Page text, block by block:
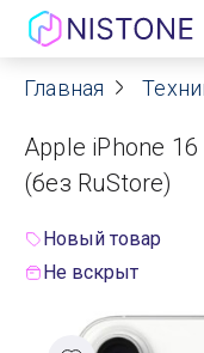
Акции
О нас
Договор
Реквизиты
Главная
Apple iPhone
(без RuStore)
Новый товар
Не вскрыт